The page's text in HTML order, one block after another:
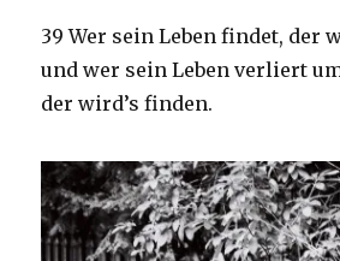
39 Wer sein Leben findet, der
und wer sein Leben verliert
der wird’s finden.